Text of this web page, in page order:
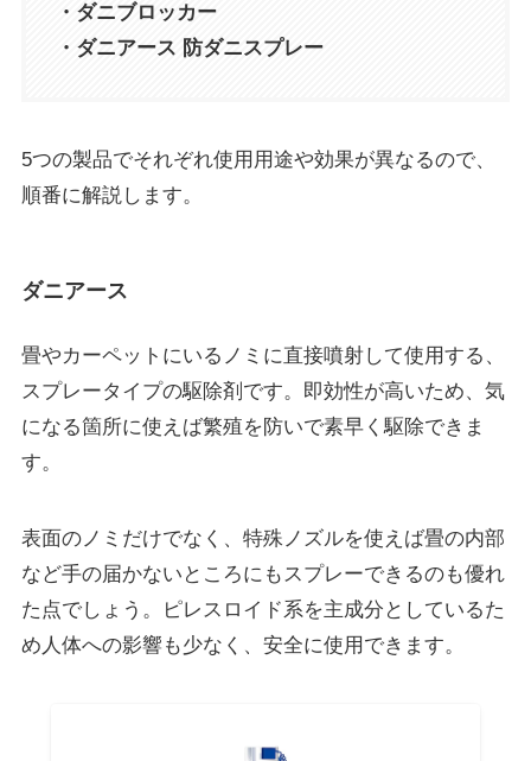
・ダニブロッカー
・ダニアース 防ダニスプレー
5つの製品でそれぞれ使用用途や効果が異なるので、
順番に解説します。
ダニアース
畳やカーペットにいるノミに直接噴射して使用する、
スプレータイプの駆除剤です。 即効性が高いため、気
になる箇所に使えば繁殖を防いで素早く駆除できま
す。
表面のノミだけでなく、特殊ノズルを使えば畳の内部
など手の届かないところにもスプレーできるのも優れ
た点でしょう。ピレスロイド系を主成分としているた
め 人体への影響も少なく、安全に使用 できます。